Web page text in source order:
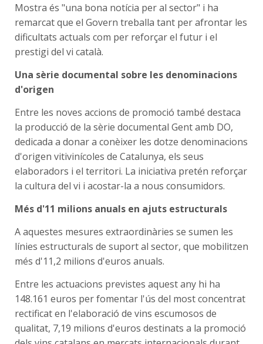
Mostra és "una bona notícia per al sector" i ha
remarcat que el Govern treballa tant per afrontar les
dificultats actuals com per reforçar el futur i el
prestigi del vi català.
Una sèrie documental sobre les denominacions
d'origen
Entre les noves accions de promoció també destaca
la producció de la sèrie documental Gent amb DO,
dedicada a donar a conèixer les dotze denominacions
d'origen vitivinícoles de Catalunya, els seus
elaboradors i el territori. La iniciativa pretén reforçar
la cultura del vi i acostar-la a nous consumidors.
Més d'11 milions anuals en ajuts estructurals
A aquestes mesures extraordinàries se sumen les
línies estructurals de suport al sector, que mobilitzen
més d'11,2 milions d'euros anuals.
Entre les actuacions previstes aquest any hi ha
148.161 euros per fomentar l'ús del most concentrat
rectificat en l'elaboració de vins escumosos de
qualitat, 7,19 milions d'euros destinats a la promoció